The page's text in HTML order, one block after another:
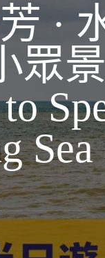
·
眾
Sea